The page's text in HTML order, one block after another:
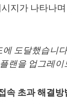
지가 나타나
에 도달했습니
랜을 업그레이
속 초과 해결방